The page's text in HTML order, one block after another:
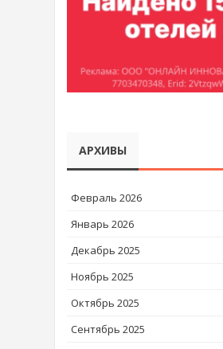
АРХИВЫ
Февраль 2026
Январь 2026
Декабрь 2025
Ноябрь 2025
Октябрь 2025
Сентябрь 2025